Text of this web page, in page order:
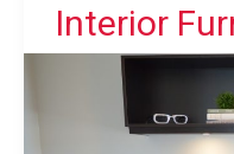
Interior